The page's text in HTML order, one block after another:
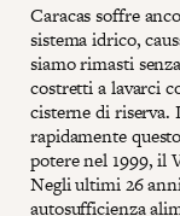
Caracas soffre
sistema idrico,
siamo rimasti
costretti a lavarci
cisterne di riserva.
rapidamente
potere nel 1999, il
Negli ultimi 26
autosufficienza